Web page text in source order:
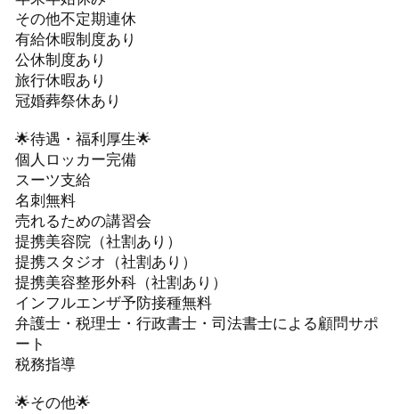
その他不定期連休
有給休暇制度あり
公休制度あり
旅行休暇あり
冠婚葬祭休あり
🌟待遇・福利厚生🌟
個人ロッカー完備
スーツ支給
名刺無料
売れるための講習会
提携美容院（社割あり）
提携スタジオ（社割あり）
提携美容整形外科（社割あり）
インフルエンザ予防接種無料
弁護士・税理士・行政書士・司法書士による顧問サポ
ート
税務指導
🌟その他🌟